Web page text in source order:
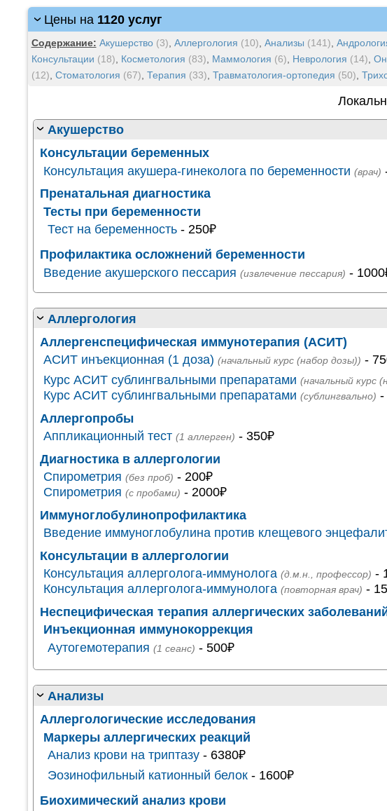
Цены на 1120 услуг
Содержание: Акушерство (3) Аллергология (10) Анализы (141)
Консультации (18) Косметология (83) Маммология (6) Неврология (14)
(12) Стоматология (67) Терапия (33) Травматология-ортопедия (50)
Акушерство
Консультации беременных
Консультация акушера-гинеколога по беременности (врач)
Пренатальная диагностика
Тесты при беременности
Тест на беременность- 250₽
Профилактика осложнений беременности
Введение акушерского пессария (извлечение пессария) -
Аллергология
Аллергенспецифическая иммунотерапия (АСИТ)
АСИТ инъекционная (1 доза) (начальный курс (набор дозы)) -
Курс АСИТ сублингвальными препаратами (начальный курс
Курс АСИТ сублингвальными препаратами (сублингвально) -
Аллергопробы
Аппликационный тест (1 аллерген) - 350₽
Диагностика в аллергологии
Спирометрия (без проб) - 200₽
Спирометрия (с пробами) - 2000₽
Иммуноглобулинопрофилактика
Введение иммуноглобулина против клещевого
Консультации в аллергологии
Консультация аллерголога-иммунолога (д.м.н., профессор) -
Консультация аллерголога-иммунолога (повторная врач) -
Неспецифическая терапия аллергических
Инъекционная иммунокоррекция
Аутогемотерапия (1 сеанс) - 500₽
Анализы
Аллергологические исследования
Маркеры аллергических реакций
Анализ крови на триптазу- 6380₽
Эозинофильный катионный белок- 1600₽
Биохимический анализ крови